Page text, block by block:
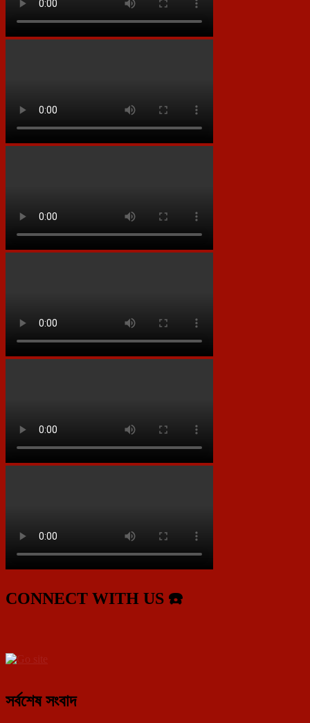
CONNECT WITH US ☎️
সর্বশেষ সংবাদ